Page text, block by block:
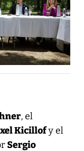
, el
Kicillofy el
Sergio